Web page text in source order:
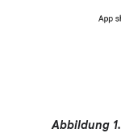
Abbildung 1.